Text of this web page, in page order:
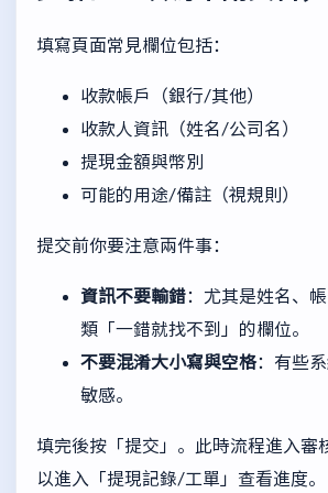
填寫頁面常見欄位包括：
收款帳戶（銀行/其他）
收款人資訊（姓名/公司名）
提現金額與幣別
可能的用途/備註（視規則）
提交前你要注意兩件事：
資訊不要輸錯：尤其是姓名、
類「一錯就找不到」的欄位。
不要混淆大小寫與空格：有些
敏感。
填完後按「提交」。此時流程進入審
以進入「提現記錄/工單」查看進度。